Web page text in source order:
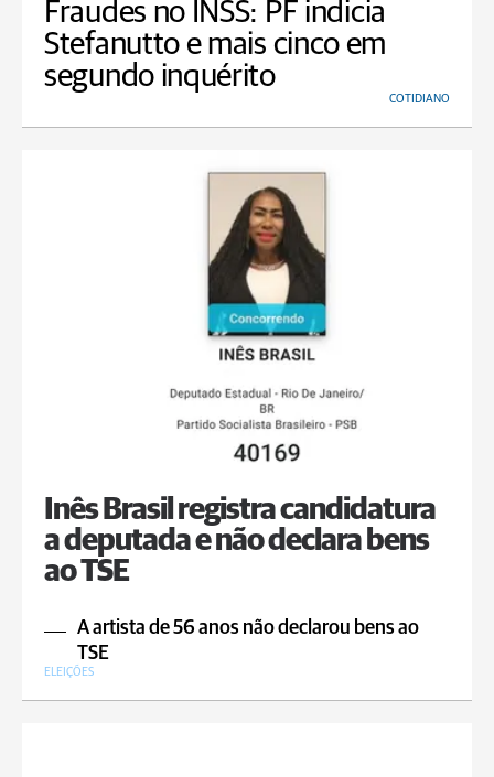
Fraudes no INSS: PF indicia
Stefanutto e mais cinco em
segundo inquérito
COTIDIANO
Inês Brasil registra candidatura
a deputada e não declara bens
ao TSE
A artista de 56 anos não declarou bens ao
TSE
ELEIÇÕES